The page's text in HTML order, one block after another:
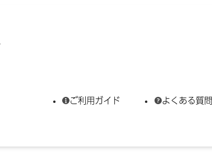
ご利用ガイド よくある質問